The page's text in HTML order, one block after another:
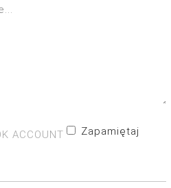
ACCOUNT Zapamiętaj